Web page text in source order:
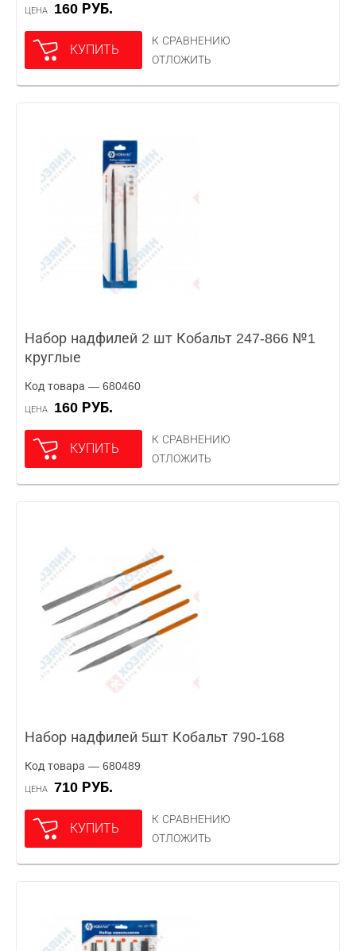
ЦЕНА 160 РУБ.
КУПИТЬ
К СРАВНЕНИЮ
ОТЛОЖИТЬ
Набор надфилей 2 шт Кобальт 247-866 №1
круглые
Код товара — 680460
ЦЕНА 160 РУБ.
КУПИТЬ
К СРАВНЕНИЮ
ОТЛОЖИТЬ
Набор надфилей 5шт Кобальт 790-168
Код товара — 680489
ЦЕНА 710 РУБ.
КУПИТЬ
К СРАВНЕНИЮ
ОТЛОЖИТЬ